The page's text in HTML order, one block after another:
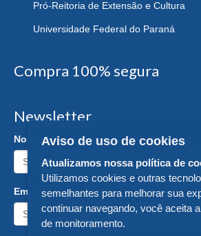
Pró-Reitoria de Extensão e Cultura
Universidade Federal do Paraná
Compra 100% segura
Newsletter
Nome:
Email:
Aviso de uso de cookies
Atualizamos nossa política de
Utilizamos cookies e outras
semelhantes para melhorar sua
continuar navegando, você aceita
de monitoramento.